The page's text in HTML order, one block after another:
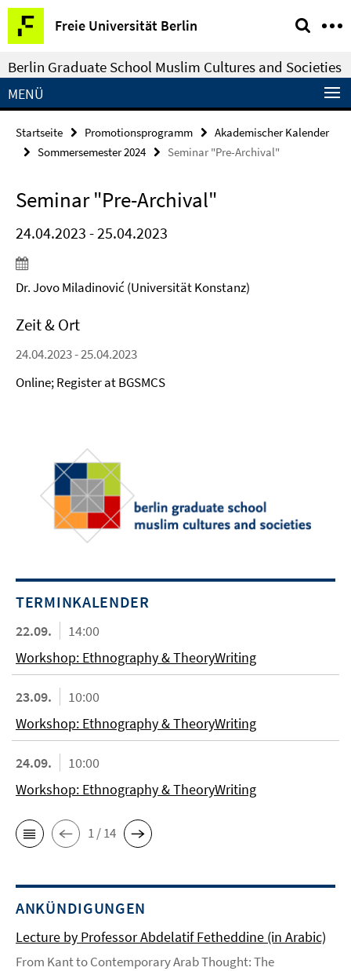
Springe
direkt
zu
Inhalt
Freie Universität Berlin
Service-
Navigation
Berlin Graduate School Muslim Cultures and Societies
MENÜ
Startseite Promotionsprogramm
Akademischer Kalender
Sommersemester 2024
Seminar "Pre-Archival"
Seminar "Pre-Archival"
24.04.2023 - 25.04.2023
Dr. Jovo Miladinović (Universität Konstanz)
Zeit & Ort
24.04.2023 - 25.04.2023
Online; Register at BGSMCS
TERMINKALENDER
22.09.
14:00
Workshop: Ethnography & TheoryWriting
23.09.
10:00
Workshop: Ethnography & TheoryWriting
24.09.
10:00
Workshop: Ethnography & TheoryWriting
1 / 14
ANKÜNDIGUNGEN
Lecture by Professor Abdelatif Fetheddine (in Arabic)
From Kant to Contemporary Arab Thought: The